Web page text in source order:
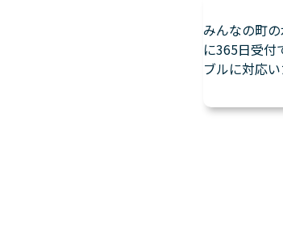
みんなの町
に365日受付
ブルに対応い